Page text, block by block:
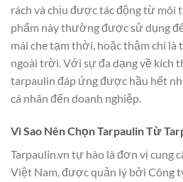
rách và chịu được tác động từ môi
phẩm này thường được sử dụng
mái che tạm thời, hoặc thậm chí là
ngoài trời. Với sự đa dạng về kích
tarpaulin đáp ứng được hầu hết
cá nhân đến doanh nghiệp.
Vì Sao Nên Chọn Tarpaulin Từ
Tarpaulin.vn tự hào là đơn vị cung
Việt Nam, được quản lý bởi Công